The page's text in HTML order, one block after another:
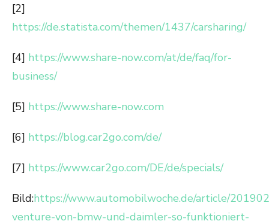
[2]
https://de.statista.com/themen/1437/carsharing/
[4] https://www.share-now.com/at/de/faq/for-
business/
[5] https://www.share-now.com
[6] https://blog.car2go.com/de/
[7] https://www.car2go.com/DE/de/specials/
Bild:https://www.automobilwoche.de/article/
venture-von-bmw-und-daimler-so-funktioniert-